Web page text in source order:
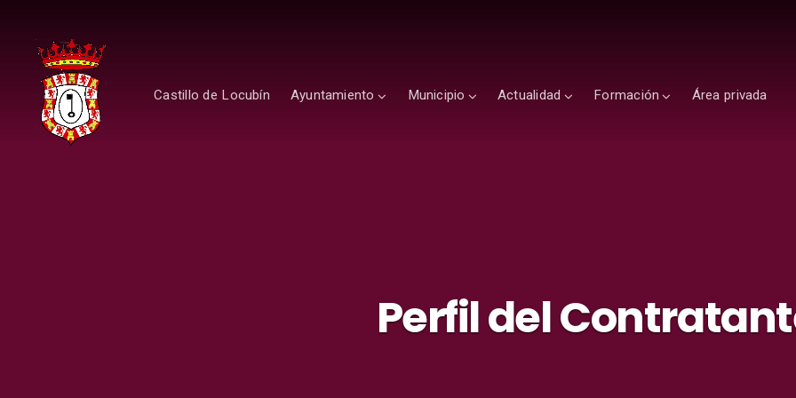
Castillo de Locubín Ayuntamiento Municipio Actualidad Formación Área privada
Perfil del